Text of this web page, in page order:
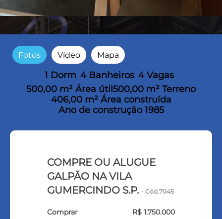
Fotos Vídeo Mapa
1 Dorm 4 Banheiros 4 Vagas
500,00 m² Área útil 500,00 m² Terreno
406,00 m² Área construída
Ano de construção 1985
COMPRE OU ALUGUE
GALPÃO NA VILA
GUMERCINDO S.P.- Cód.7045
Comprar R$ 1.750.000